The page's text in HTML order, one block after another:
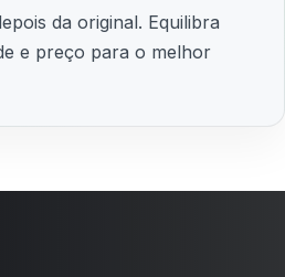
da original. Equilibra
e preço para o melhor